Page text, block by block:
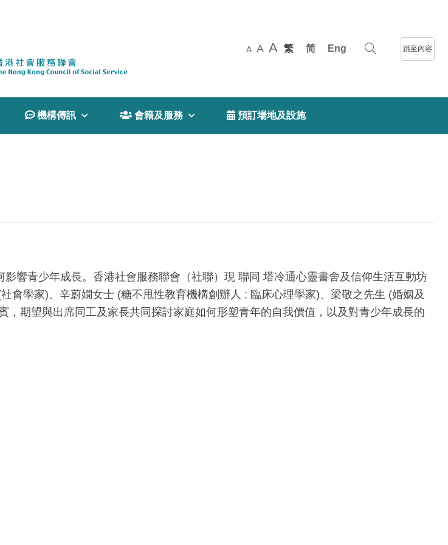
A A A 繁 简 Eng 跳至內容
 機構傳訊  會籍及服務  預訂場地及設施
響青少年成長。香港社會服務聯會（社聯）現 聯同 塔冷通心靈書舍及信仰生活互動坊
會學家)、辛蔚嫺女士 (糖不甩性教育機構創辦人 ; 臨床心理學家)、梁敬之先生 (婚姻及
期望與出席同工及家長共同探討家庭如何形塑青年的自我價值，以及對青少年成長的